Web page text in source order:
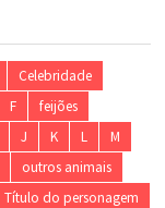
Celebridade
F
feijões
J K L
M
outros animais
Título do personagem